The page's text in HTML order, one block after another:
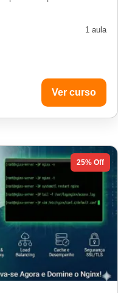
1 aula
Ver curso
25% Off